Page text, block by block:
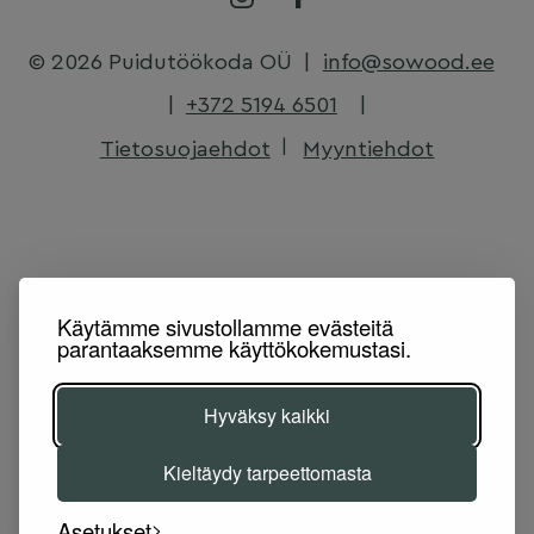
Käytämme sivustollamme evästeitä
parantaaksemme käyttökokemustasi.
Hyväksy kaikki
Kieltäydy tarpeettomasta
© 2026 Puidutöökoda OÜ
info@sowood.ee
+372 5194 6501
Tietosuojaehdot
Myyntiehdot